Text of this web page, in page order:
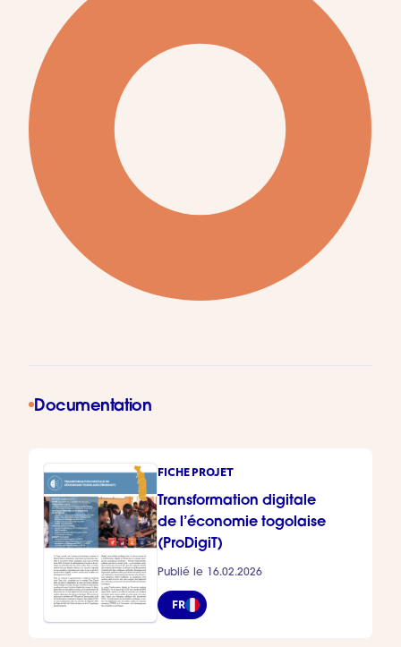
Documentation
FICHE PROJET
Transformation digitale
de l’économie togolaise
(ProDigiT)
Publié le 16.02.2026
FR